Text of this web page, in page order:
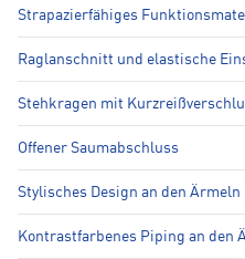
Strapazierfähiges
Raglanschnitt und elastische
Stehkragen mit
Offener Saumabschluss
Stylisches Design an den Ärmeln
Kontrastfarbenes Piping an den